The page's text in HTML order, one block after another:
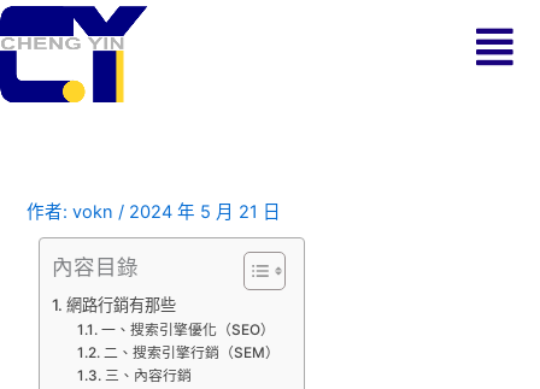
跳
至
主
要
Menu
作者:vokn/ 2024 年 5 月 21 日
內容目錄
網路行銷有那些
一、搜索引擎優化（SEO）
二、搜索引擎行銷（SEM）
三、內容行銷